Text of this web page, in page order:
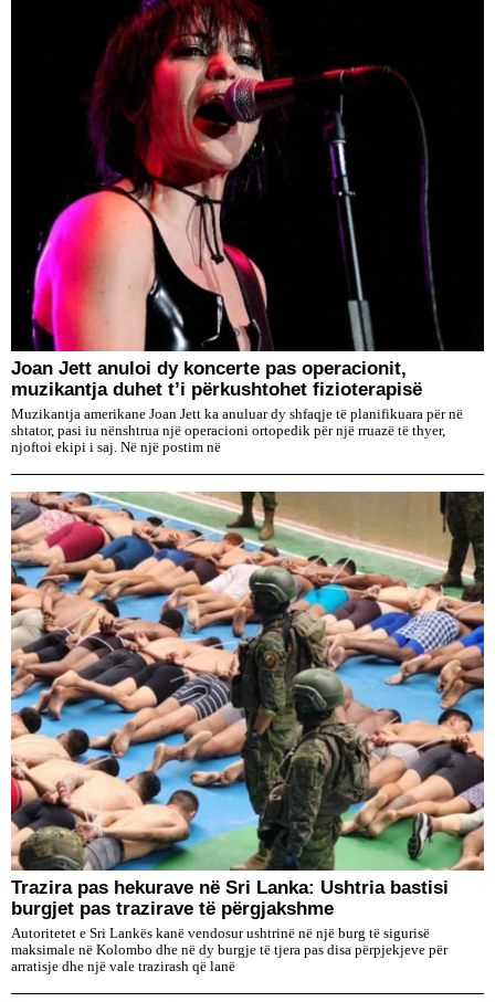
Joan Jett anuloi dy koncerte pas operacionit,
muzikantja duhet t’i përkushtohet fizioterapisë
Muzikantja amerikane Joan Jett ka anuluar dy shfaqje të planifikuara për në
shtator, pasi iu nënshtrua një operacioni ortopedik për një rruazë të thyer,
njoftoi ekipi i saj. Në një postim në
Trazira pas hekurave në Sri Lanka: Ushtria bastisi
burgjet pas trazirave të përgjakshme
Autoritetet e Sri Lankës kanë vendosur ushtrinë në një burg të sigurisë
maksimale në Kolombo dhe në dy burgje të tjera pas disa përpjekjeve për
arratisje dhe një vale trazirash që lanë